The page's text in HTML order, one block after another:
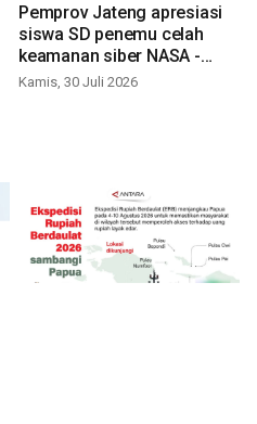
Pemprov Jateng apresiasi
siswa SD penemu celah
keamanan siber NASA -
VIDEO
Kamis, 30 Juli 2026